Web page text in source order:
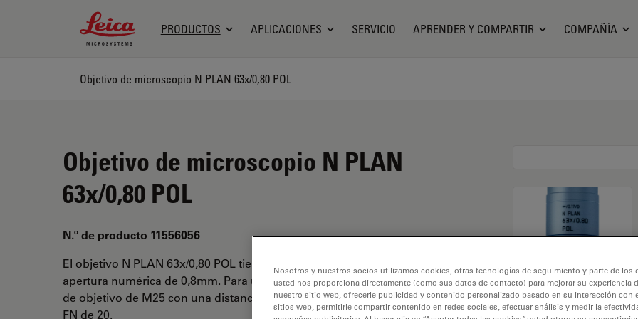
Leica Microsystems Logo
PRODUCTOS APLICACIONES SERVICIO APRENDER Y COMPARTIR COMPAÑÍA
Objetivo de microscopio N PLAN 63x/0,80 POL
Objetivo de microscopio N PLAN
63x/0,80 POL
N.º de producto 11556056
El objetivo N PLAN 63x/0,80 POL tiene un aumento de 63X y una
apertura numérica de 0,8mm. Para uso en medio seco y con una rosca
de objetivo de M25 con una distancia de trabajo libre de 0,3 mm y un
FN de 20.
Nosotros y nuestros socios utilizamos cookies, otras tecnologías de seguimiento y parte de los
usted nos proporciona directamente (como sus datos de contacto) para mejorar su experiencia
nuestro sitio web, ofrecerle publicidad y contenido personalizado basado en su interacción con
sitios web, permitirle compartir contenido en redes sociales, efectuar análisis y medir la